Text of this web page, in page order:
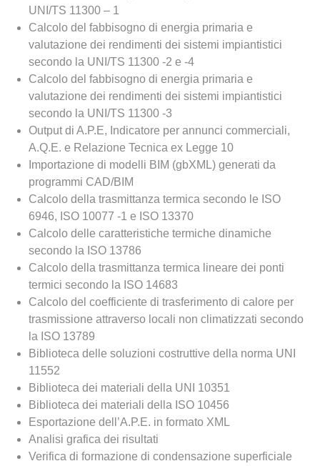
UNI/TS 11300 – 1
Calcolo del fabbisogno di energia primaria e
valutazione dei rendimenti dei sistemi impiantistici
secondo la UNI/TS 11300 -2 e -4
Calcolo del fabbisogno di energia primaria e
valutazione dei rendimenti dei sistemi impiantistici
secondo la UNI/TS 11300 -3
Output di A.P.E, Indicatore per annunci commerciali,
A.Q.E. e Relazione Tecnica ex Legge 10
Importazione di modelli BIM (gbXML) generati da
programmi CAD/BIM
Calcolo della trasmittanza termica secondo le ISO
6946, ISO 10077 -1 e ISO 13370
Calcolo delle caratteristiche termiche dinamiche
secondo la ISO 13786
Calcolo della trasmittanza termica lineare dei ponti
termici secondo la ISO 14683
Calcolo del coefficiente di trasferimento di calore per
trasmissione attraverso locali non climatizzati secondo
la ISO 13789
Biblioteca delle soluzioni costruttive della norma UNI
11552
Biblioteca dei materiali della UNI 10351
Biblioteca dei materiali della ISO 10456
Esportazione dell’A.P.E. in formato XML
Analisi grafica dei risultati
Verifica di formazione di condensazione superficiale